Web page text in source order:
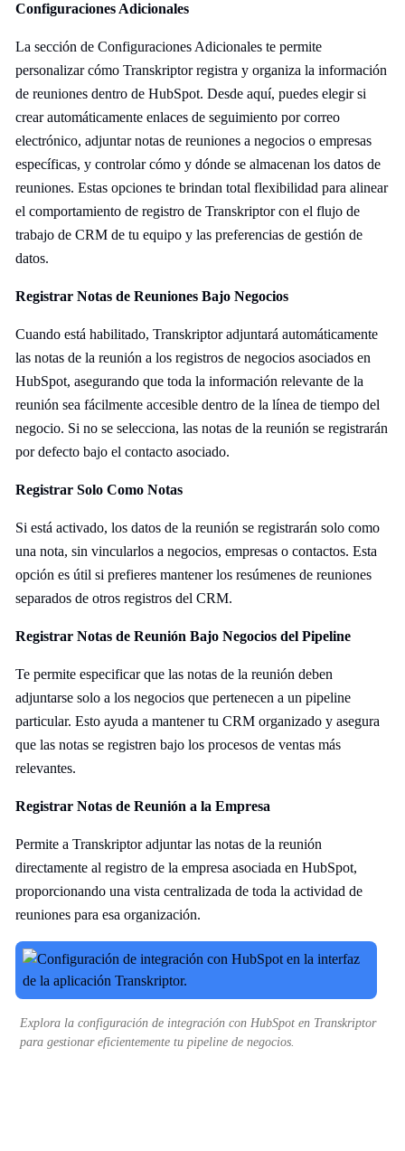
Configuraciones Adicionales
La sección de Configuraciones Adicionales te permite
personalizar cómo Transkriptor registra y organiza la información
de reuniones dentro de HubSpot. Desde aquí, puedes elegir si
crear automáticamente enlaces de seguimiento por correo
electrónico, adjuntar notas de reuniones a negocios o empresas
específicas, y controlar cómo y dónde se almacenan los datos de
reuniones. Estas opciones te brindan total flexibilidad para alinear
el comportamiento de registro de Transkriptor con el flujo de
trabajo de CRM de tu equipo y las preferencias de gestión de
datos.
Registrar Notas de Reuniones Bajo Negocios
Cuando está habilitado, Transkriptor adjuntará automáticamente
las notas de la reunión a los registros de negocios asociados en
HubSpot, asegurando que toda la información relevante de la
reunión sea fácilmente accesible dentro de la línea de tiempo del
negocio. Si no se selecciona, las notas de la reunión se registrarán
por defecto bajo el contacto asociado.
Registrar Solo Como Notas
Si está activado, los datos de la reunión se registrarán solo como
una nota, sin vincularlos a negocios, empresas o contactos. Esta
opción es útil si prefieres mantener los resúmenes de reuniones
separados de otros registros del CRM.
Registrar Notas de Reunión Bajo Negocios del Pipeline
Te permite especificar que las notas de la reunión deben
adjuntarse solo a los negocios que pertenecen a un pipeline
particular. Esto ayuda a mantener tu CRM organizado y asegura
que las notas se registren bajo los procesos de ventas más
relevantes.
Registrar Notas de Reunión a la Empresa
Permite a Transkriptor adjuntar las notas de la reunión
directamente al registro de la empresa asociada en HubSpot,
proporcionando una vista centralizada de toda la actividad de
reuniones para esa organización.
Explora la configuración de integración con HubSpot en Transkriptor
para gestionar eficientemente tu pipeline de negocios.